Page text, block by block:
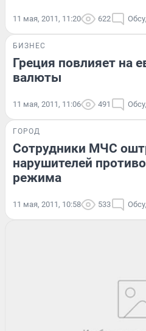
11 мая, 2011, 11:20 622
БИЗНЕС
Греция повлияет на
валюты
11 мая, 2011, 11:06 491
ГОРОД
Сотрудники МЧС
нарушителей
режима
11 мая, 2011, 10:58 533